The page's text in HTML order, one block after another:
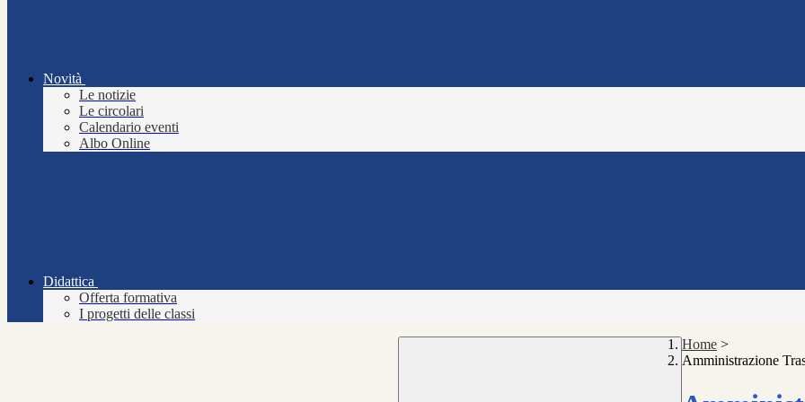
Novità
Le notizie
Le circolari
Calendario eventi
Albo Online
Didattica
Offerta formativa
I progetti delle classi
Home >
Amministrazione